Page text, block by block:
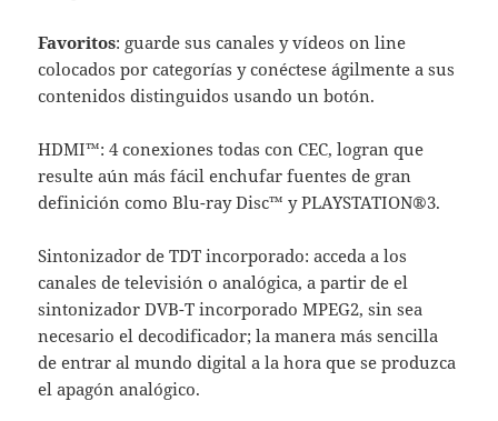
Favoritos: guarde sus canales y vídeos on line
colocados por categorías y conéctese ágilmente a sus
contenidos distinguidos usando un botón.
HDMI™: 4 conexiones todas con CEC, logran que
resulte aún más fácil enchufar fuentes de gran
definición como Blu-ray Disc™ y PLAYSTATION®3.
Sintonizador de TDT incorporado: acceda a los
canales de televisión o analógica, a partir de el
sintonizador DVB-T incorporado MPEG2, sin sea
necesario el decodificador; la manera más sencilla
de entrar al mundo digital a la hora que se produzca
el apagón analógico.